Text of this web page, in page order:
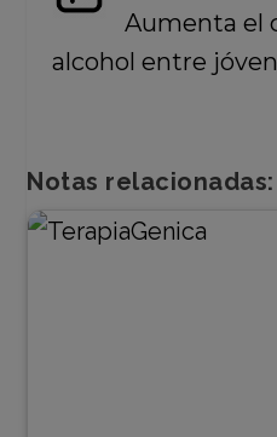
Aumenta el
alcohol entre
Notas relacionadas: